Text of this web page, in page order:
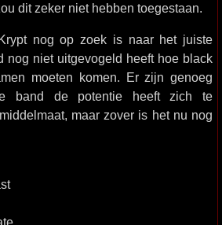
dit zeker niet hebben toegestaan.
nog op zoek is naar het juiste
nog niet uitgevogeld heeft hoe black
moeten komen. Er zijn genoeg
band de potentie heeft zich te
maar zover is het nu nog